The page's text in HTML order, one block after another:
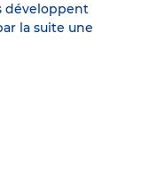
développent
la suite une